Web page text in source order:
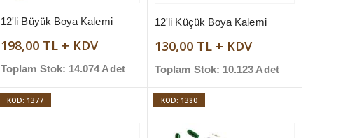
12'li Büyük Boya Kalemi
198,00 TL + KDV
Toplam Stok: 14.074 Adet
12'li Küçük Boya Kalemi
130,00 TL + KDV
Toplam Stok: 10.123 Adet
KOD: 1377 KOD: 1380